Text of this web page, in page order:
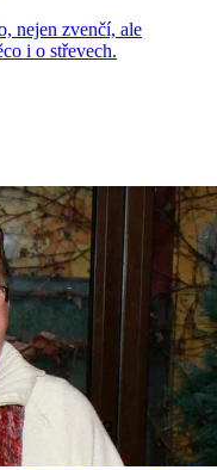
nejen zvenčí, ale
i o střevech.